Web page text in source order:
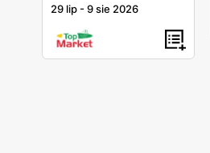
29 lip -9 sie 2026